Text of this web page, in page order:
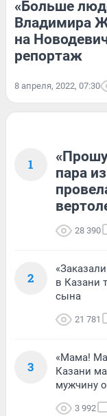
«Больше
Владимира
на
репортаж
8 апреля, 2022, 07:30
1
пара
28 390
2
в Казани
сына
21 781
3
«Мама!
Казани
мужчину
3 992